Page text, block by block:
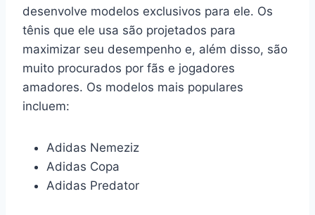
desenvolve modelos exclusivos para ele. Os
tênis que ele usa são projetados para
maximizar seu desempenho e, além disso, são
muito procurados por fãs e jogadores
amadores. Os modelos mais populares
incluem:
Adidas Nemeziz
Adidas Copa
Adidas Predator